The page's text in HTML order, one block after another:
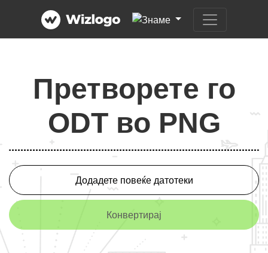
Претворете го
ODT во PNG
Додадете повеќе датотеки
Конвертирај